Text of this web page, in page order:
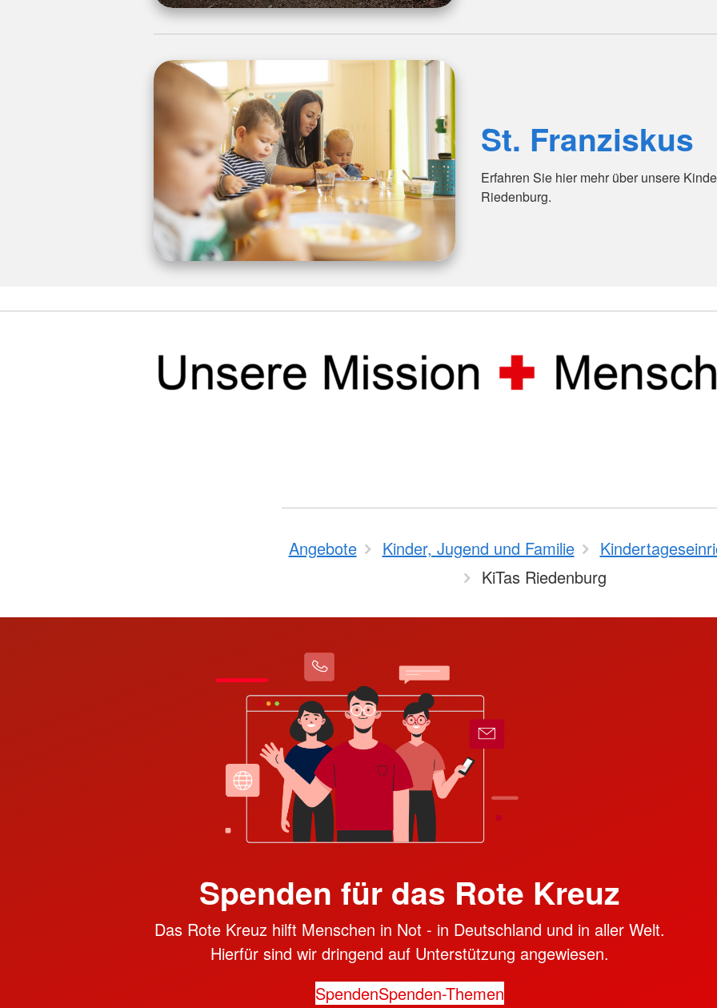
St. Franziskus
Erfahren Sie hier mehr über unsere
Riedenburg.
Angebote Kinder, Jugend und Familie
KiTas Riedenburg
Spenden für das Rote Kreuz
Das Rote Kreuz hilft Menschen in Not - in Deutschland und in aller Welt.
Hierfür sind wir dringend auf Unterstützung angewiesen.
SpendenSpenden-Themen